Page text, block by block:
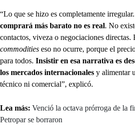
“Lo que se hizo es completamente irregular.
comprará más barato no es real. No
contactos, viveza o negociaciones directas.
commodities eso no ocurre, porque el
para todos. Insistir en esa narrativa es
los mercados internacionales y alimentar
técnico ni comercial”, explicó.
Lea más: Venció la octava prórroga de la
Petropar se borraron